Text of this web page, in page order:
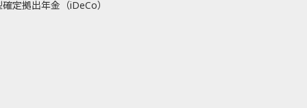
定拠出年金（iDeCo）